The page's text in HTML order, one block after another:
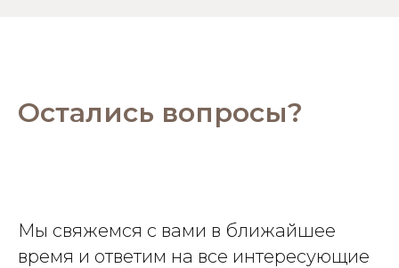
Остались вопросы?
Мы свяжемся с вами в ближайшее
время и ответим на все интересующие